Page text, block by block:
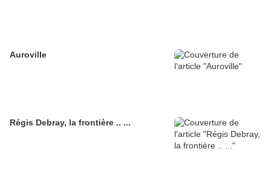
Auroville
Régis Debray, la frontière .. ...